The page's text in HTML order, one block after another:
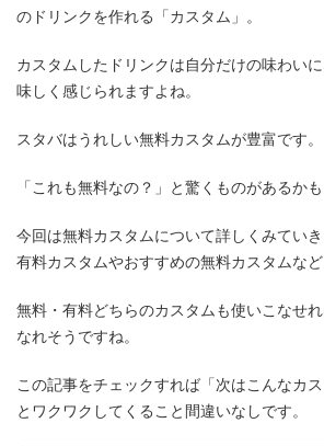
のドリンクを作れる「カスタム」。
カスタムしたドリンクは自分だけの味わい
味しく感じられますよね。
スタバはうれしい無料カスタムが豊富です。
「これも無料なの？」と驚くものがあるかも
今回は無料カスタムについて詳しくみてい
有料カスタムやおすすめの無料カスタムなど
無料・有料どちらのカスタムも使いこなせ
なれそうですね。
この記事をチェックすれば「次はこんなカス
とワクワクしてくること間違いなしです。